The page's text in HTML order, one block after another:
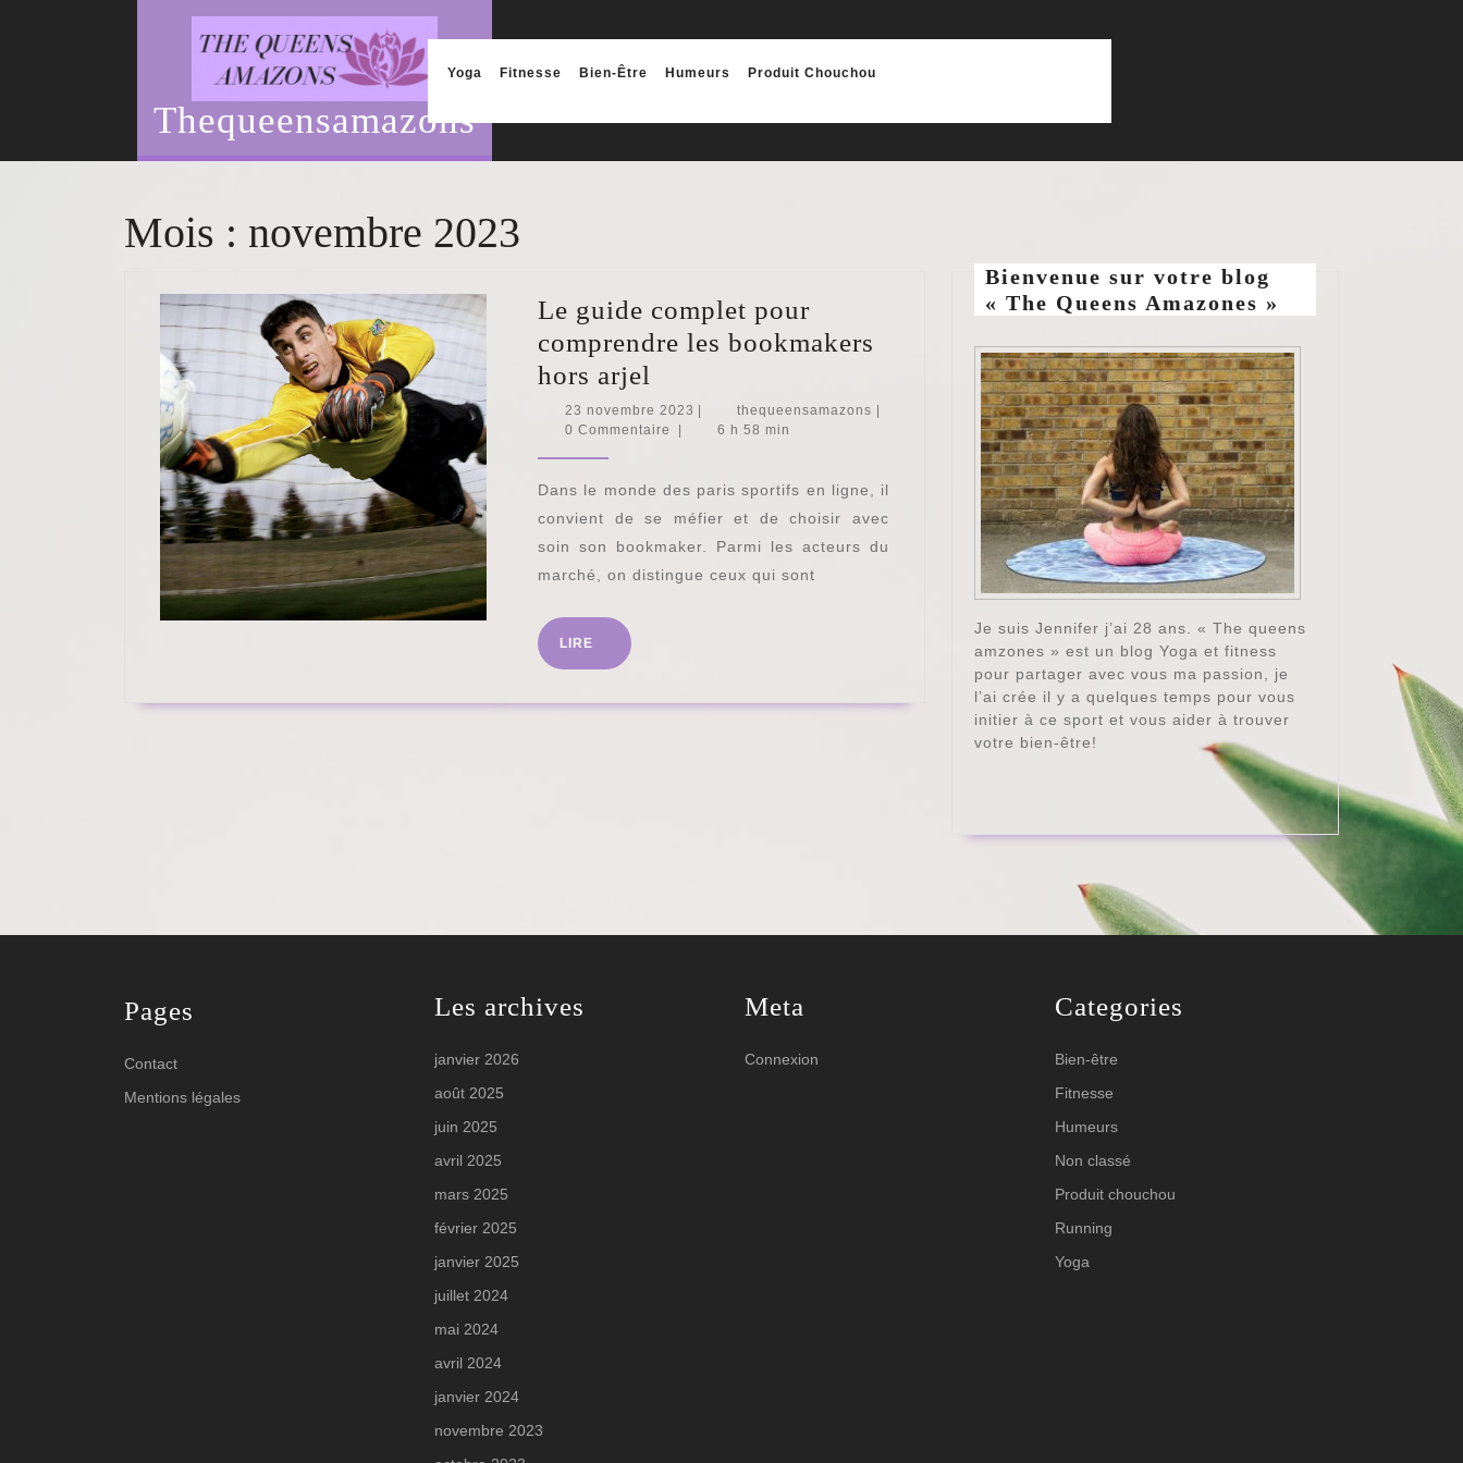
Thequeensamazons
Yoga Fitnesse Bien-Être Humeurs Produit Chouchou
Mois : novembre 2023
Le guide complet pour
comprendre les bookmakers
hors arjel
guide
complet
comprendre
les
bookmakers
23 novembre 2023 23
novembre
thequeensamazons thequeensamazons
0 Commentaire
6 h 58 min
Dans le monde des paris sportifs en ligne, il
convient de se méfier et de choisir avec
soin son bookmaker. Parmi les acteurs du
marché, on distingue ceux qui sont
LIRE LIRE
Bienvenue sur votre blog
« The Queens Amazones »
Je suis Jennifer j’ai 28 ans. « The queens
amzones » est un blog Yoga et fitness
pour partager avec vous ma passion, je
l’ai crée il y a quelques temps pour vous
initier à ce sport et vous aider à trouver
votre bien-être!
Pages
Contact
Mentions légales
Les archives
janvier 2026
août 2025
juin 2025
avril 2025
mars 2025
février 2025
janvier 2025
juillet 2024
mai 2024
avril 2024
janvier 2024
novembre 2023
Meta
Connexion
Categories
Bien-être
Fitnesse
Humeurs
Non classé
Produit chouchou
Running
Yoga